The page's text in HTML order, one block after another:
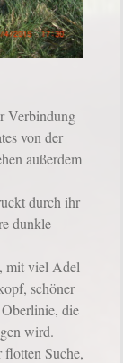
Verbindung
von der
außerdem
durch ihr
dunkle
mit viel Adel
schöner
die
wird.
flotten Suche,